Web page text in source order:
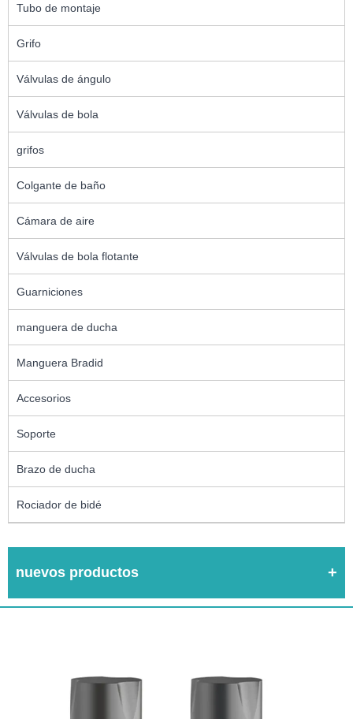
Tubo de montaje
Grifo
Válvulas de ángulo
Válvulas de bola
grifos
Colgante de baño
Cámara de aire
Válvulas de bola flotante
Guarniciones
manguera de ducha
Manguera Bradid
Accesorios
Soporte
Brazo de ducha
Rociador de bidé
nuevos productos